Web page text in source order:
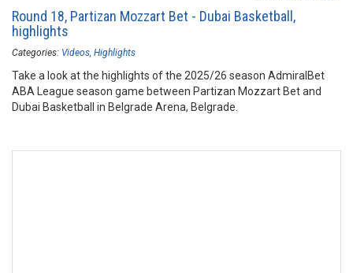
Round 18, Partizan Mozzart Bet - Dubai Basketball,
highlights
Categories: Videos Highlights
Take a look at the highlights of the 2025/26 season AdmiralBet
ABA League season game between Partizan Mozzart Bet and
Dubai Basketball in Belgrade Arena, Belgrade.